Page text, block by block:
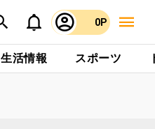
0P
生活情報 スポーツ